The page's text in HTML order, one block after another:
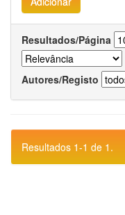
Resultados/Página
Autores/Registo
Resultados 1-1 de 1.